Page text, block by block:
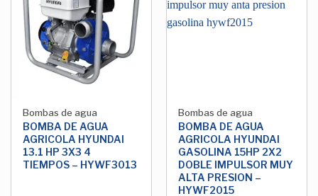
Añadir
a la
Lista de
deseos
Bombas de agua
BOMBA DE AGUA
AGRICOLA HYUNDAI
13.1 HP 3X3 4
TIEMPOS – HYWF3013
Añadir
Bombas de agua
BOMBA DE AGUA
AGRICOLA HYUNDAI
GASOLINA 15HP 2X2
DOBLE IMPULSOR MUY
ALTA PRESION –
HYWF2015